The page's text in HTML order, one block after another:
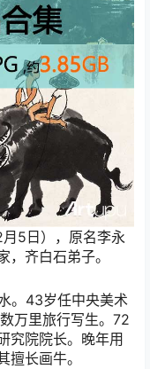
5日），原名李永
齐白石弟子。
。43岁任中央美术
万里旅行写生。72
究院院长。晚年用
长画牛。